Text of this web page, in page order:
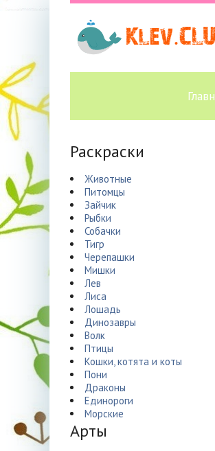
Раскраски
Животные
Питомцы
Зайчик
Рыбки
Собачки
Тигр
Черепашки
Мишки
Лев
Лиса
Лошадь
Динозавры
Волк
Птицы
Кошки, котята и коты
Пони
Драконы
Единороги
Морские
Арты